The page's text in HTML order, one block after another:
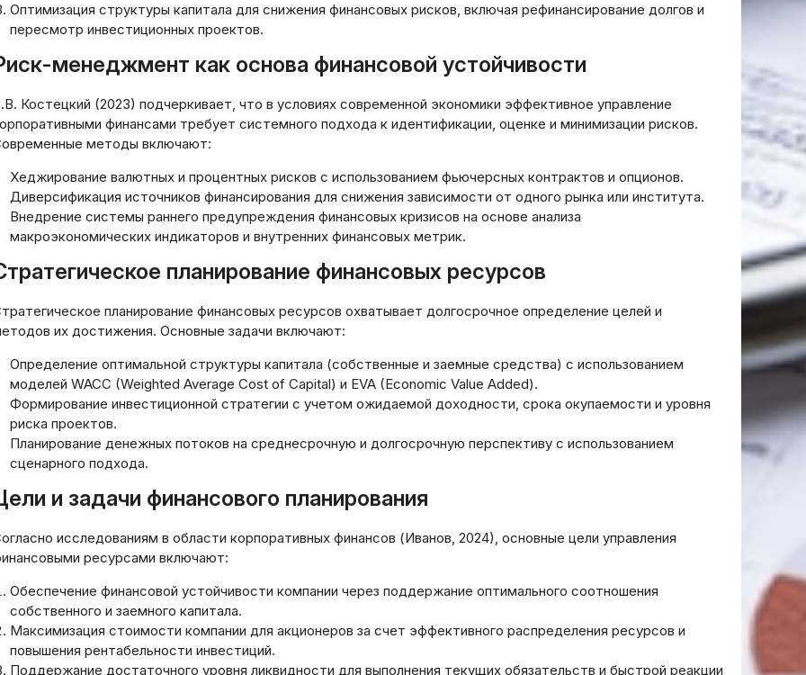
Оптимизация структуры капитала для снижения финансовых рисков, включая рефинансирование долгов и
пересмотр инвестиционных проектов.
менеджмент как основа финансовой устойчивости
Костецкий (2023) подчеркивает, что в условиях современной экономики эффективное управление
финансами требует системного подхода к идентификации, оценке и минимизации рисков.
методы включают:
Хеджирование валютных и процентных рисков с использованием фьючерсных контрактов и опционов.
Диверсификация источников финансирования для снижения зависимости от одного рынка или института.
Внедрение системы раннего предупреждения финансовых кризисов на основе анализа
макроэкономических индикаторов и внутренних финансовых метрик.
планирование финансовых ресурсов
планирование финансовых ресурсов охватывает долгосрочное определение целей и
их достижения. Основные задачи включают:
Определение оптимальной структуры капитала (собственные и заемные средства) с использованием
моделей WACC (Weighted Average Cost of Capital) и EVA (Economic Value Added).
Формирование инвестиционной стратегии с учетом ожидаемой доходности, срока окупаемости и уровня
риска проектов.
Планирование денежных потоков на среднесрочную и долгосрочную перспективу с использованием
сценарного подхода.
и задачи финансового планирования
исследованиям в области корпоративных финансов (Иванов, 2024), основные цели управления
ресурсами включают:
Обеспечение финансовой устойчивости компании через поддержание оптимального соотношения
собственного и заемного капитала.
Максимизация стоимости компании для акционеров за счет эффективного распределения ресурсов и
повышения рентабельности инвестиций.
Поддержание достаточного уровня ликвидности для выполнения текущих обязательств и быстрой реакции
20.03.2026 20.03.2026